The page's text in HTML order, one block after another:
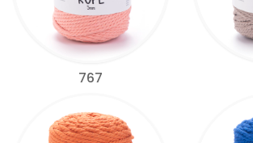
767